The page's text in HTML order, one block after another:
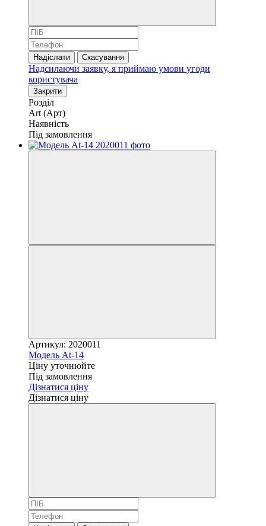
Надіслати Скасування
Надсилаючи заявку, я приймаю умови угоди
користувача
Закрити
Розділ
Art (Арт)
Наявність
Під замовлення
Артикул: 2020011
Модель At-14
Ціну уточнюйте
Під замовлення
Дізнатися ціну
Дізнатися ціну